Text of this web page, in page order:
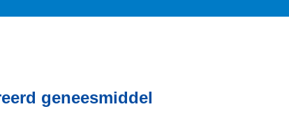
geneesmiddel